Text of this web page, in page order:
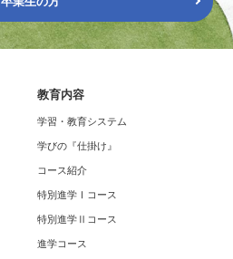
教育内容
学習・教育システム
学びの『仕掛け』
コース紹介
特別進学Ⅰコース
特別進学Ⅱコース
進学コース